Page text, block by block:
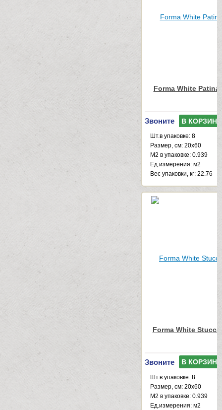
Forma White
Звоните В КОРЗИНУ
Шт.в упаковке: 8
Размер, см: 20x60
М2 в упаковке: 0.939
Ед.измерения: м2
Веc упаковки, кг: 22.76
Forma White
Звоните В КОРЗИНУ
Шт.в упаковке: 8
Размер, см: 20x60
М2 в упаковке: 0.939
Ед.измерения: м2